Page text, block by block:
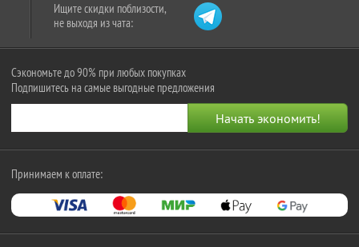
Ищите скидки поблизости,
не выходя из чата:
Сэкономьте до 90% при любых покупках
Подпишитесь на самые выгодные предложения
Принимаем к оплате: